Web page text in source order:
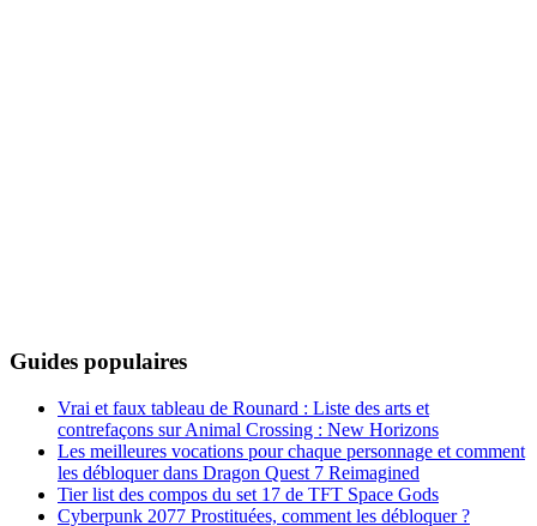
Guides populaires
Vrai et faux tableau de Rounard : Liste des arts et
contrefaçons sur Animal Crossing : New Horizons
Les meilleures vocations pour chaque personnage et comment
les débloquer dans Dragon Quest 7 Reimagined
Tier list des compos du set 17 de TFT Space Gods
Cyberpunk 2077 Prostituées, comment les débloquer ?